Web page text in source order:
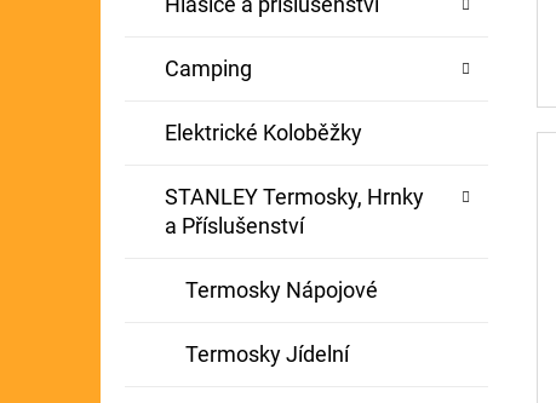
Camping
Elektrické Koloběžky
STANLEY Termosky, Hrnky
a Příslušenství
Termosky Nápojové
Termosky Jídelní